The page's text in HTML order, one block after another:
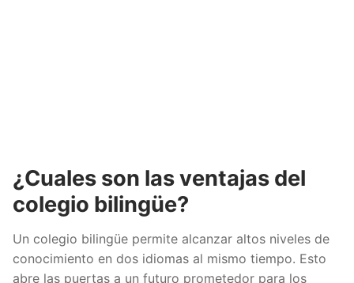
¿Cuales son las ventajas del
colegio bilingüe?
Un colegio bilingüe permite alcanzar altos niveles de
conocimiento en dos idiomas al mismo tiempo. Esto
abre las puertas a un futuro prometedor para los